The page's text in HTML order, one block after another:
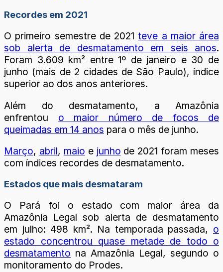
Recordes em 2021
O primeiro semestre de 2021 teve a maior área
sob alerta de desmatamento em seis anos.
Foram 3.609 km² entre 1º de janeiro e 30 de
junho (mais de 2 cidades de São Paulo), índice
superior ao dos anos anteriores.
Além do desmatamento, a Amazônia
enfrentou o maior número de focos de
queimadas em 14 anos para o mês de junho.
Março, abril, maio e junho de 2021 foram meses
com índices recordes de desmatamento.
Estados que mais desmataram
O Pará foi o estado com maior área da
Amazônia Legal sob alerta de desmatamento
em julho: 498 km². Na temporada passada, o
estado concentrou quase metade de todo o
desmatamento na Amazônia Legal, segundo o
monitoramento do Prodes.